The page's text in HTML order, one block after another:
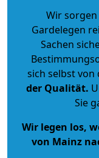
Wir
Gardelegen
Sachen
sich selbst von
der Qualität.
Sie
Wir legen los,
von Mainz